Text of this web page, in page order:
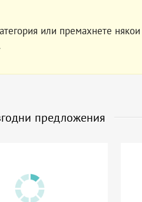
или премахнете
предложения